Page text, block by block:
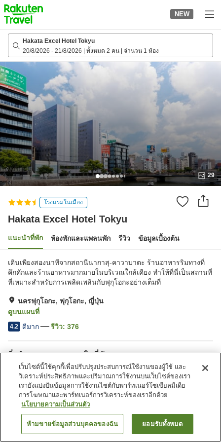
to
top
page
NEW
Hakata Excel Hotel Tokyu
20/8/2026 - 21/8/2026 ทั้งหมด 2 คน จำนวน 1 ห้อง
29
โรงแรมในเมือง
Hakata Excel Hotel Tokyu
แนะนำที่พัก ห้องพักและแพลนพัก รีวิว ข้อมูลเบื้องต้น
เดินเพียงสองนาทีจากสถานีนากาสุ-คาวาบาตะ ร้านอาหารริมทางที่
คึกคักและร้านอาหารมากมายในบริเวณใกล้เคียง ทำให้ที่นี่เป็นสถานที่
ที่เหมาะสำหรับการเพลิดเพลินกับฟุกุโอกะอย่างเต็มที่
นครฟุกุโอกะ, ฟุกุโอกะ, ญี่ปุ่น
ดูบนแผนที่
4.2 ดีมาก รีวิว: 376
สิ่งอำนวยความสะดวกในที่พัก
Wi-Fi
เดินห้านาทีถึงสถานี
ร้านอาหาร
ปลอดบุหรี่
หน้าแรก ญี่ปุ่น ฟุกุโอกะ
Hakata Excel Hotel Tokyu
ค้นหาห้องพัก
เว็บไซต์นี้ใช้คุกกี้เพื่อปรับปรุงประสบการณ์ใช้งานของผู้ใช้ และ
วิเคราะห์ประสิทธิภาพและปริมาณการใช้งานบนเว็บไซต์ของเรา
เรายังแบ่งปันข้อมูลการใช้งานไซต์กับพาร์ทเนอร์โซเชียลมีเดีย
การโฆษณาและพาร์ทเนอร์การวิเคราะห์ของเราอีกด้วย
นโยบายความเป็นส่วนตัว
ห้ามขายข้อมูลส่วนบุคคลของฉัน ยอมรับทั้งหมด